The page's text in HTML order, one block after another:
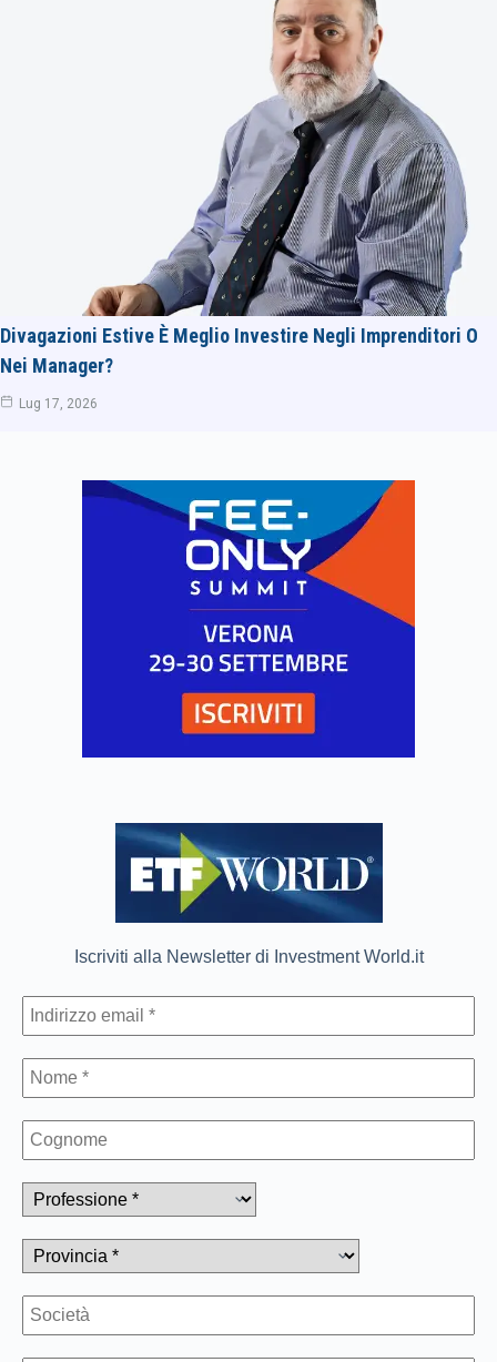
Divagazioni Estive È Meglio Investire Negli Imprenditori O
Nei Manager?
Lug 17, 2026
Iscriviti alla Newsletter di Investment World.it